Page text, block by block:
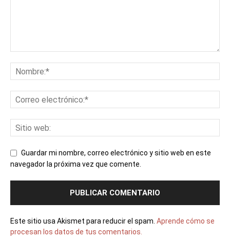
Guardar mi nombre, correo electrónico y sitio web en este
navegador la próxima vez que comente.
Este sitio usa Akismet para reducir el spam. Aprende cómo se
procesan los datos de tus comentarios.